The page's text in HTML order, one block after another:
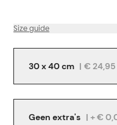
Size guide
30 x 40 cm | € 24,95
Geen extra's | + €